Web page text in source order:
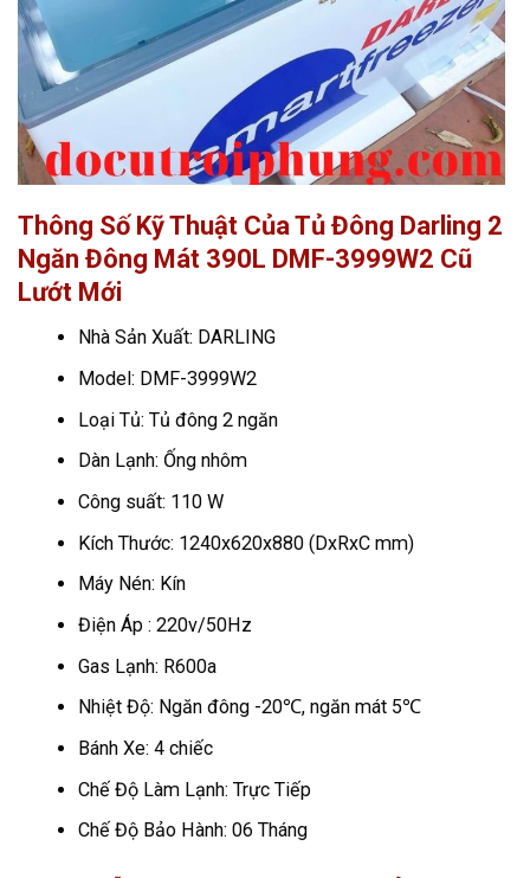
Thông Số Kỹ Thuật Của Tủ Đông Darling 2
Ngăn Đông Mát 390L DMF-3999W2 Cũ
Lướt Mới
Nhà Sản Xuất: DARLING
Model: DMF-3999W2
Loại Tủ: Tủ đông 2 ngăn
Dàn Lạnh: Ống nhôm
Công suất: 110 W
Kích Thước: 1240x620x880 (DxRxC mm)
Máy Nén: Kín
Điện Áp : 220v/50Hz
Gas Lạnh: R600a
Nhiệt Độ: Ngăn đông -20℃, ngăn mát 5℃
Bánh Xe: 4 chiếc
Chế Độ Làm Lạnh: Trực Tiếp
Chế Độ Bảo Hành: 06 Tháng